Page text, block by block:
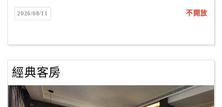
戶
客
服
聯
單
2026/08/11 不開放
經典客房